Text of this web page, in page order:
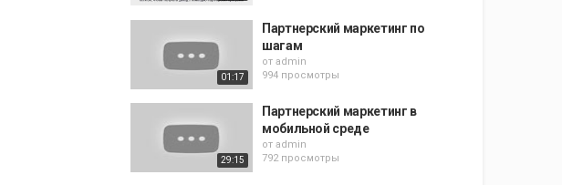
01:17
Партнерский маркетинг по
шагам
от admin
994 просмотры
29:15
Партнерский маркетинг в
мобильной среде
от admin
792 просмотры